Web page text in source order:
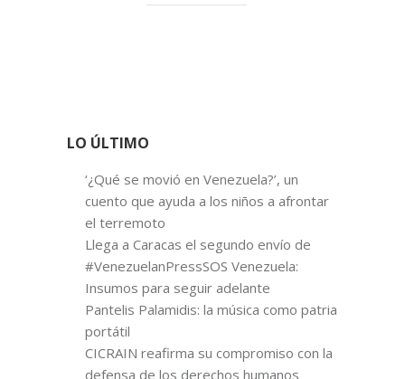
LO ÚLTIMO
‘¿Qué se movió en Venezuela?’, un
cuento que ayuda a los niños a afrontar
el terremoto
Llega a Caracas el segundo envío de
#VenezuelanPressSOS Venezuela:
Insumos para seguir adelante
Pantelis Palamidis: la música como patria
portátil
CICRAIN reafirma su compromiso con la
defensa de los derechos humanos